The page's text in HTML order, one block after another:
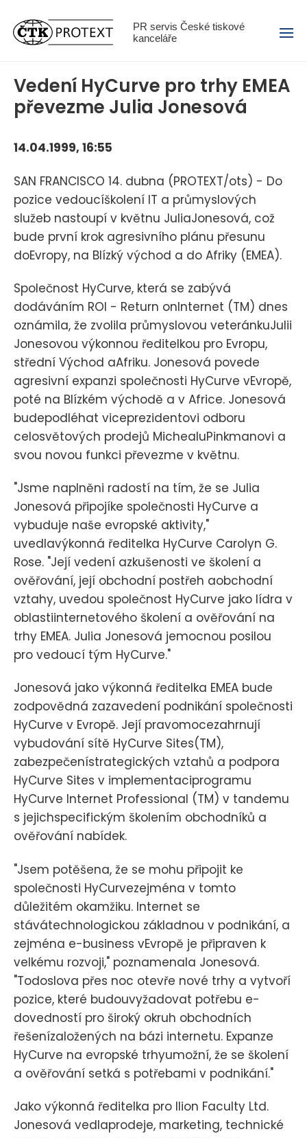
PR servis České tiskové
kanceláře
Menu
Vedení HyCurve pro trhy EMEA
převezme Julia Jonesová
14.04.1999, 16:55
SAN FRANCISCO 14. dubna (PROTEXT/ots) - Do
pozice vedoucíškolení IT a průmyslových
služeb nastoupí v květnu JuliaJonesová, což
bude první krok agresivního plánu přesunu
doEvropy, na Blízký východ a do Afriky (EMEA).
Společnost HyCurve, která se zabývá
dodáváním ROI - Return onInternet (TM) dnes
oznámila, že zvolila průmyslovou veteránkuJulii
Jonesovou výkonnou ředitelkou pro Evropu,
střední Východ aAfriku. Jonesová povede
agresivní expanzi společnosti HyCurve vEvropě,
poté na Blízkém východě a v Africe. Jonesová
budepodléhat viceprezidentovi odboru
celosvětových prodejů MichealuPinkmanovi a
svou novou funkci převezme v květnu.
"Jsme naplněni radostí na tím, že se Julia
Jonesová připojíke společnosti HyCurve a
vybuduje naše evropské aktivity,"
uvedlavýkonná ředitelka HyCurve Carolyn G.
Rose. "Její vedení azkušenosti ve školení a
ověřování, její obchodní postřeh aobchodní
vztahy, uvedou společnost HyCurve jako lídra v
oblastiinternetového školení a ověřování na
trhy EMEA. Julia Jonesová jemocnou posilou
pro vedoucí tým HyCurve."
Jonesová jako výkonná ředitelka EMEA bude
zodpovědná zazavedení podnikání společnosti
HyCurve v Evropě. Její pravomocezahrnují
vybudování sítě HyCurve Sites(TM),
zabezpečenístrategických vztahů a podpora
HyCurve Sites v implementaciprogramu
HyCurve Internet Professional (TM) v tandemu
s jejichspecifickým školením obchodníků a
ověřování nabídek.
"Jsem potěšena, že se mohu připojit ke
společnosti HyCurvezejména v tomto
důležitém okamžiku. Internet se
stávátechnologickou základnou v podnikání, a
zejména e-business vEvropě je připraven k
velkému rozvoji," poznamenala Jonesová.
"Todoslova přes noc otevře nové trhy a vytvoří
pozice, které budouvyžadovat potřebu e-
dovedností pro široký okruh obchodních
řešenízaložených na bázi internetu. Expanze
HyCurve na evropské trhyumožní, že se školení
a ověřování setká s potřebami v podnikání."
Jako výkonná ředitelka pro Ilion Faculty Ltd.
Jonesová vedlaprodeje, marketing, technické